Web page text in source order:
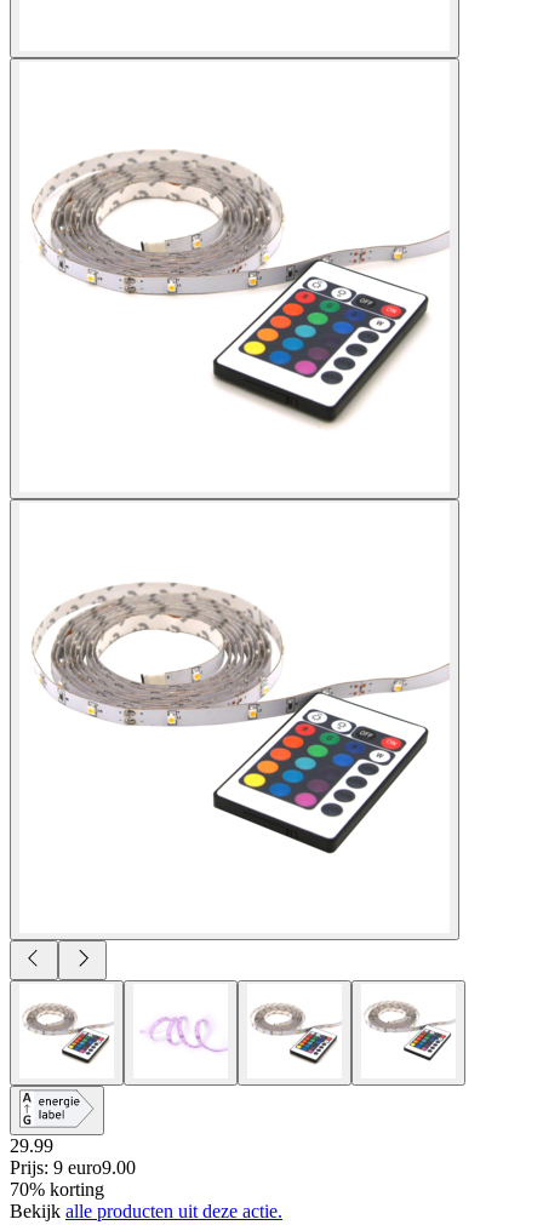
29.99
Prijs: 9 euro9.00
70% korting
Bekijk alle producten uit deze actie.